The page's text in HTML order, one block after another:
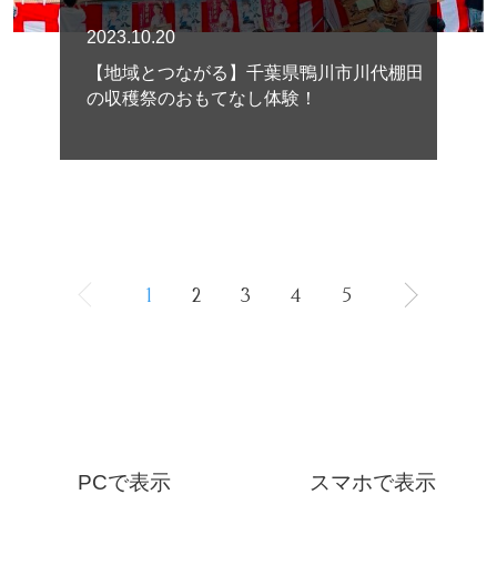
2023.10.20
【地域とつながる】千葉県鴨川市川代棚田
の収穫祭のおもてなし体験！
1 2 3 4 5
PCで表示 スマホで表示